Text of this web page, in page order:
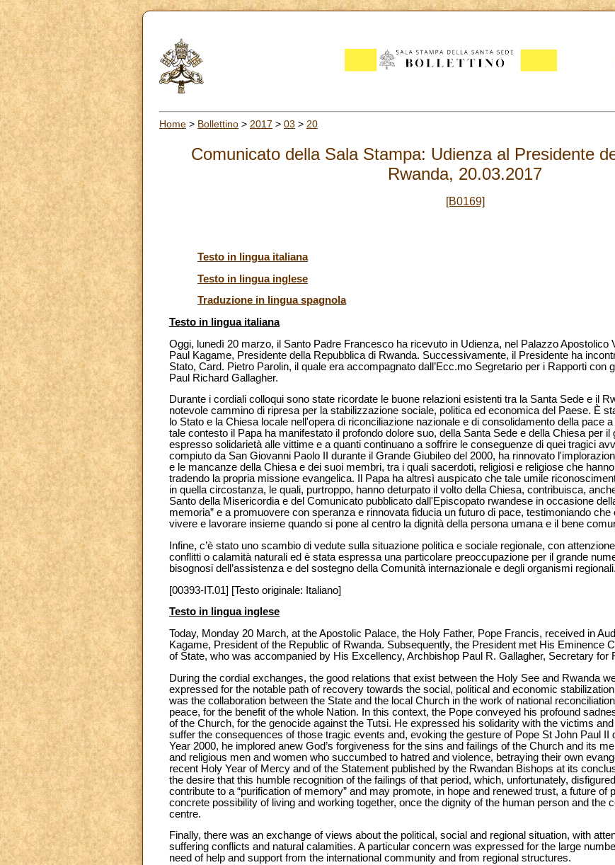
Home > Bollettino > 2017 > 03 > 20
Comunicato della Sala Stampa: Udienza al Presidente
Rwanda, 20.03.2017
[B0169]
Testo in lingua italiana
Testo in lingua inglese
Traduzione in lingua spagnola
Testo in lingua italiana
Oggi, lunedì 20 marzo, il Santo Padre Francesco ha ricevuto in Udienza, nel Palazzo Apostolico
Paul Kagame, Presidente della Repubblica di Rwanda. Successivamente, il Presidente ha
Stato, Card. Pietro Parolin, il quale era accompagnato dall’Ecc.mo Segretario per i Rapporti con
Paul Richard Gallagher.
Durante i cordiali colloqui sono state ricordate le buone relazioni esistenti tra la Santa Sede e il
notevole cammino di ripresa per la stabilizzazione sociale, politica ed economica del Paese. È
lo Stato e la Chiesa locale nell'opera di riconciliazione nazionale e di consolidamento della pace
tale contesto il Papa ha manifestato il profondo dolore suo, della Santa Sede e della Chiesa per il
espresso solidarietà alle vittime e a quanti continuano a soffrire le conseguenze di quei tragici
compiuto da San Giovanni Paolo II durante il Grande Giubileo del 2000, ha rinnovato
e le mancanze della Chiesa e dei suoi membri, tra i quali sacerdoti, religiosi e religiose che
tradendo la propria missione evangelica. Il Papa ha altresì auspicato che tale umile
in quella circostanza, le quali, purtroppo, hanno deturpato il volto della Chiesa, contribuisca,
Santo della Misericordia e del Comunicato pubblicato dall'Episcopato rwandese in occasione
memoria” e a promuovere con speranza e rinnovata fiducia un futuro di pace, testimoniando
vivere e lavorare insieme quando si pone al centro la dignità della persona umana e il bene
Infine, c’è stato uno scambio di vedute sulla situazione politica e sociale regionale, con
conflitti o calamità naturali ed è stata espressa una particolare preoccupazione per il grande
bisognosi dell’assistenza e del sostegno della Comunità internazionale e degli organismi regionali.
[00393-IT.01] [Testo originale: Italiano]
Testo in lingua inglese
Today, Monday 20 March, at the Apostolic Palace, the Holy Father, Pope Francis, received in
Kagame, President of the Republic of Rwanda. Subsequently, the President met His Eminence
of State, who was accompanied by His Excellency, Archbishop Paul R. Gallagher, Secretary for
During the cordial exchanges, the good relations that exist between the Holy See and Rwanda
expressed for the notable path of recovery towards the social, political and economic
was the collaboration between the State and the local Church in the work of national
peace, for the benefit of the whole Nation. In this context, the Pope conveyed his profound
of the Church, for the genocide against the Tutsi. He expressed his solidarity with the victims
suffer the consequences of those tragic events and, evoking the gesture of Pope St John Paul II
Year 2000, he implored anew God’s forgiveness for the sins and failings of the Church and its
and religious men and women who succumbed to hatred and violence, betraying their own
recent Holy Year of Mercy and of the Statement published by the Rwandan Bishops at its
the desire that this humble recognition of the failings of that period, which, unfortunately,
contribute to a “purification of memory” and may promote, in hope and renewed trust, a future of
concrete possibility of living and working together, once the dignity of the human person and the
centre.
Finally, there was an exchange of views about the political, social and regional situation, with
suffering conflicts and natural calamities. A particular concern was expressed for the large
need of help and support from the international community and from regional structures.